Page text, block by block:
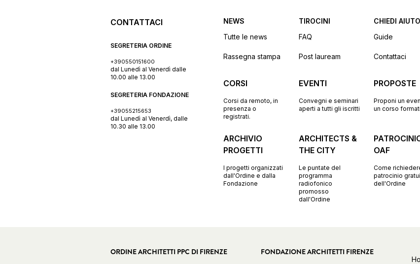
CONTATTACI
SEGRETERIA ORDINE
+390550151600
dal Lunedì al Venerdì dalle
10.00 alle 13.00
SEGRETERIA FONDAZIONE
+39055215653
dal Lunedì al Venerdì, dalle
10.30 alle 13.00
NEWS
Tutte le news
Rassegna stampa
TIROCINI
FAQ
Post lauream
CHIEDI AIUTO
Guide
Contattaci
CORSI
Corsi da remoto, in
presenza o
registrati.
EVENTI
Convegni e seminari
aperti a tutti gli iscritti
PROPOSTE
Proponi un
un corso
ARCHIVIO
PROGETTI
I progetti organizzati
dall'Ordine e dalla
Fondazione
ARCHITECTS &
THE CITY
Le puntate del
programma
radiofonico
promosso
dall'Ordine
OAF
Come
patrocinio
dell'Ordine
ORDINE ARCHITETTI PPC DI FIRENZE FONDAZIONE ARCHITETTI FIRENZE